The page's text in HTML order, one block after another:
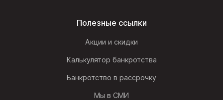
Полезные ссылки
Акции и скидки
Калькулятор банкротства
Банкротство в рассрочку
Мы в СМИ